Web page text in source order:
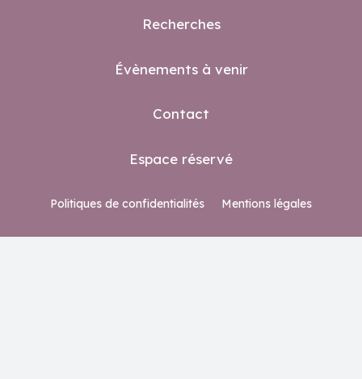
Recherches
Évènements à venir
Contact
Espace réservé
Politiques de confidentialités Mentions légales